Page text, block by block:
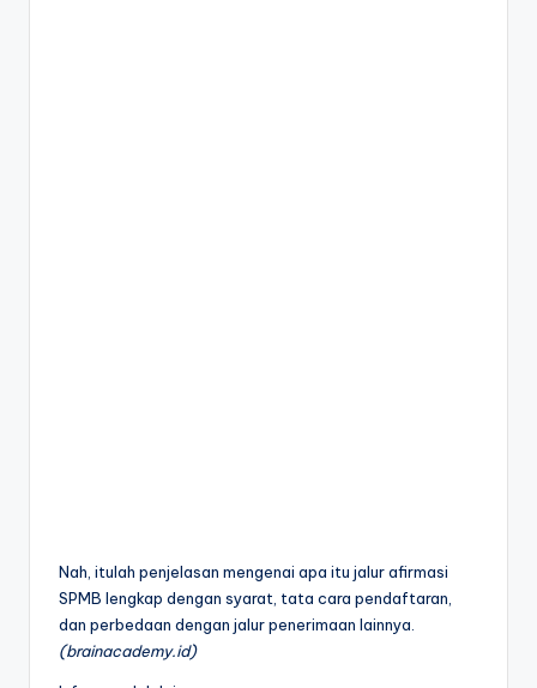
Nah, itulah penjelasan mengenai apa itu jalur afirmasi
SPMB lengkap dengan syarat, tata cara pendaftaran,
dan perbedaan dengan jalur penerimaan lainnya.
(brainacademy.id)